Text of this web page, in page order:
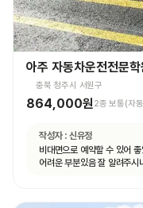
아주 자동차운전전문학
충북 청주시 서원구
864,000원2종 보통(자
작성자 : 신유정
비대면으로 예약할 수 있어
어려운 부분있음 잘 알려주